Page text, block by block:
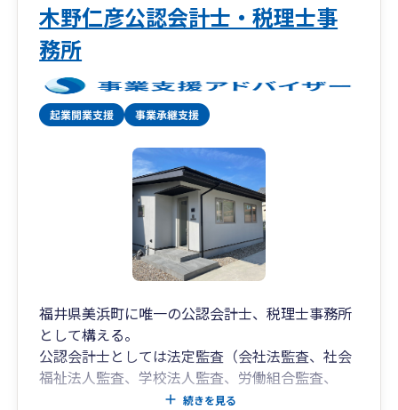
木野仁彦公認会計士・税理士事
務所
福井県美浜町に唯一の公認会計士、税理士事務所
として構える。
公認会計士としては法定監査（会社法監査、社会
福祉法人監査、学校法人監査、労働組合監査、
SPC監査）をはじめ、企業様の実情に応じた任意
続きを見る